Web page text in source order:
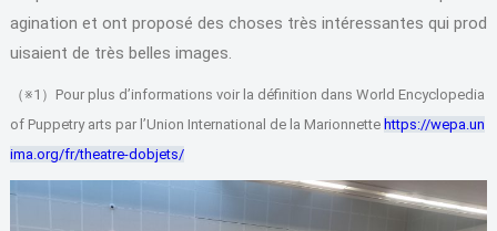
agination et ont proposé des choses très intéressantes qui prod
uisaient de très belles images.
（※1）Pour plus d’informations voir la définition dans World Encyclopedia
of Puppetry arts par l’Union International de la Marionnette https://wepa.un
ima.org/fr/theatre-dobjets/